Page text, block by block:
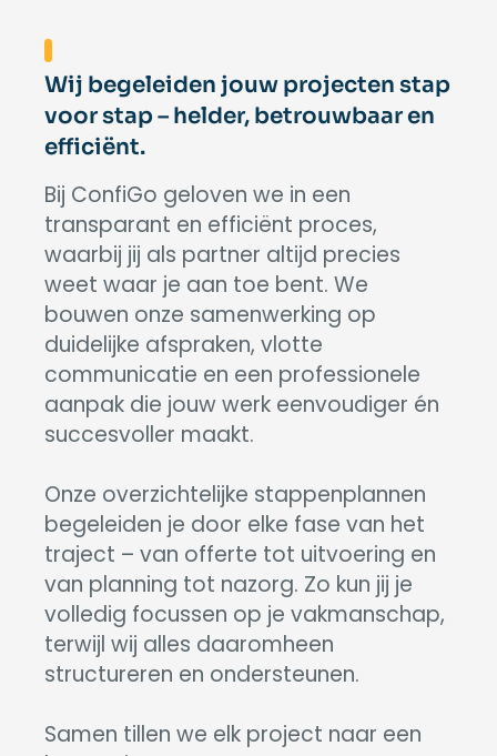
Wij begeleiden jouw projecten stap
voor stap – helder, betrouwbaar en
efficiënt.
Bij ConfiGo geloven we in een
transparant en efficiënt proces,
waarbij jij als partner altijd precies
weet waar je aan toe bent. We
bouwen onze samenwerking op
duidelijke afspraken, vlotte
communicatie en een professionele
aanpak die jouw werk eenvoudiger én
succesvoller maakt.
Onze overzichtelijke stappenplannen
begeleiden je door elke fase van het
traject – van offerte tot uitvoering en
van planning tot nazorg. Zo kun jij je
volledig focussen op je vakmanschap,
terwijl wij alles daaromheen
structureren en ondersteunen.
Samen tillen we elk project naar een